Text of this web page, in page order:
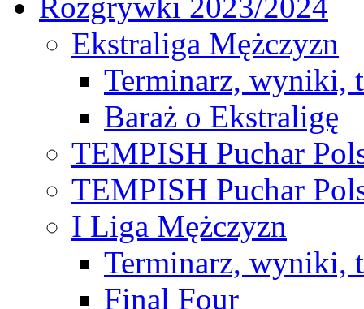
Ekstraliga Mężczyzn
Terminarz, wyniki,
Baraż o Ekstraligę
TEMPISH Puchar
TEMPISH Puchar
I Liga Mężczyzn
Terminarz, wyniki,
Final Four